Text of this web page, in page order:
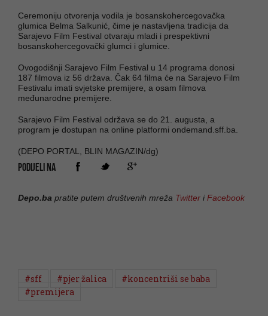
Ceremoniju otvorenja vodila je bosanskohercegovačka
glumica Belma Salkunić, čime je nastavljena tradicija da
Sarajevo Film Festival otvaraju mladi i prespektivni
bosanskohercegovački glumci i glumice.
Ovogodišnji Sarajevo Film Festival u 14 programa donosi
187 filmova iz 56 država. Čak 64 filma će na Sarajevo Film
Festivalu imati svjetske premijere, a osam filmova
međunarodne premijere.
Sarajevo Film Festival održava se do 21. augusta, a
program je dostupan na online platformi ondemand.sff.ba.
(DEPO PORTAL, BLIN MAGAZIN/dg)
PODIJELI NA
Depo.ba pratite putem društvenih mreža Twitter iFacebook
#sff #pjer žalica
#koncentriši se baba
#premijera